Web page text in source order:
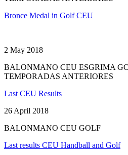
Bronce Medal in Golf CEU
2 May 2018
BALONMANO CEU ESGRIMA
TEMPORADAS ANTERIORES
Last CEU Results
26 April 2018
BALONMANO CEU GOLF
Last results CEU Handball and Golf